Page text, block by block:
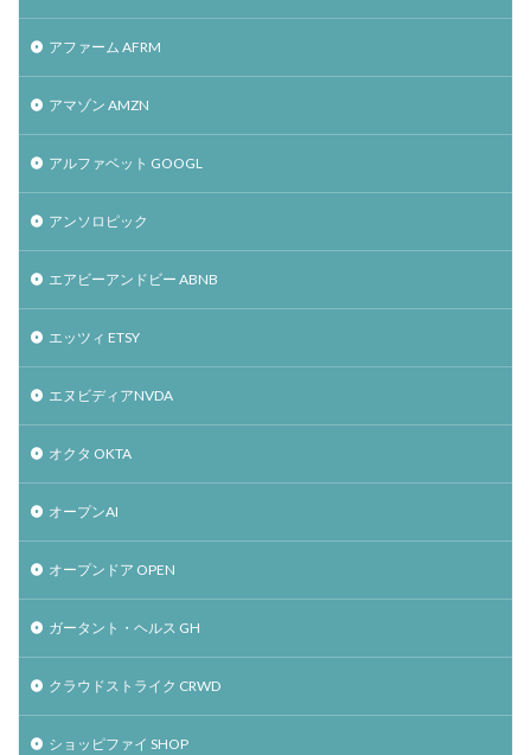
アファーム AFRM
アマゾン AMZN
アルファベット GOOGL
アンソロピック
エアビーアンドビー ABNB
エッツィ ETSY
エヌビディアNVDA
オクタ OKTA
オープンAI
オープンドア OPEN
ガータント・ヘルス GH
クラウドストライク CRWD
ショッピファイ SHOP